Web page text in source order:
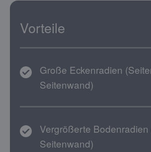
Vorteile
Große Eckenradien
Seitenwand)
Vergrößerte Bodenradien
Seitenwand)